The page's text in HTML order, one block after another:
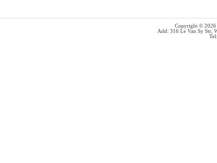
Copyright © 2026
Add: 316 Le Van Sy Str,